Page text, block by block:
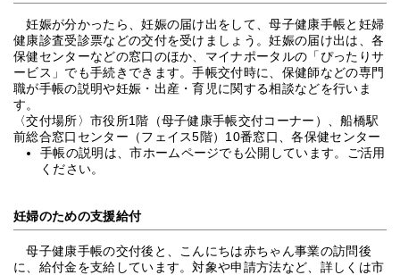
妊娠が分かったら、妊娠の届け出をして、母子健康手帳と妊婦
健康診査受診票などの交付を受けましょう。妊娠の届け出は、各
保健センターなどの窓口のほか、マイナポータルの「ぴったりサ
ービス」でも手続きできます。手帳交付時に、保健師などの専門
職が手帳の説明や妊娠・出産・育児に関する相談などを行いま
す。
〈交付場所〉市役所1階（母子健康手帳交付コーナー）、船橋駅
前総合窓口センター（フェイス5階）10番窓口、各保健センター
手帳の説明は、市ホームページでも公開しています。ご活用
ください。
妊婦のための支援給付
母子健康手帳の交付後と、こんにちは赤ちゃん事業の訪問後
に、給付金を支給しています。対象や申請方法など、詳しくは市